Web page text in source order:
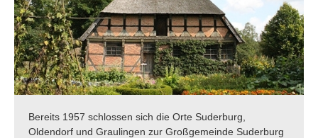
Bereits 1957 schlossen sich die Orte Suderburg,
Oldendorf und Graulingen zur Großgemeinde Suderburg